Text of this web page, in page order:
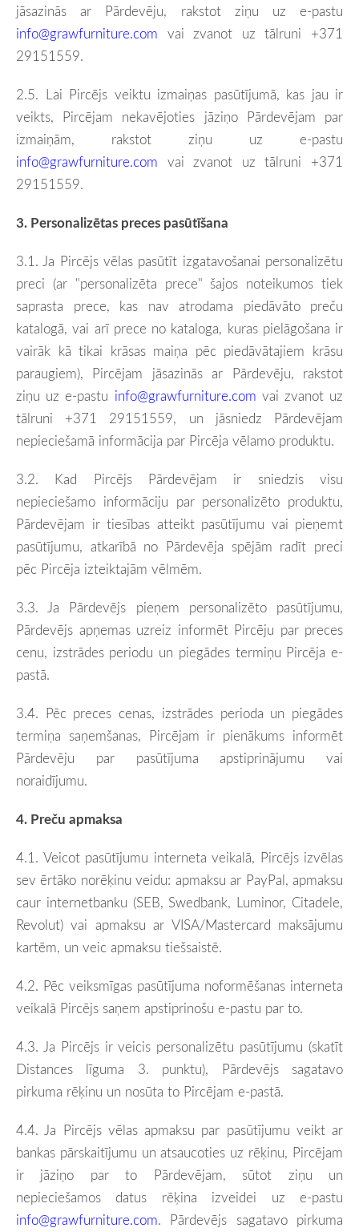
jāsazinās ar Pārdevēju, rakstot ziņu uz e-pastu
info@grawfurniture.com vai zvanot uz tālruni
+371
29151559.
2.5. Lai Pircējs veiktu izmaiņas pasūtījumā, kas jau ir
veikts, Pircējam nekavējoties jāziņo Pārdevējam par
izmaiņām, rakstot ziņu uz e-pastu
info@grawfurniture.com vai zvanot uz tālruni +371
29151559.
3. Personalizētas preces pasūtīšana
3.1. Ja Pircējs vēlas pasūtīt izgatavošanai personalizētu
preci (ar "personalizēta prece" šajos noteikumos tiek
saprasta prece, kas nav atrodama piedāvāto preču
katalogā, vai arī prece no kataloga, kuras pielāgošana ir
vairāk kā tikai krāsas maiņa pēc piedāvātajiem krāsu
paraugiem), Pircējam jāsazinās ar Pārdevēju, rakstot
ziņu uz e-pastu info@grawfurniture.com vai zvanot uz
tālruni
+371 29151559, un jāsniedz Pārdevējam
nepieciešamā informācija par Pircēja vēlamo produktu.
3.2. Kad Pircējs Pārdevējam ir sniedzis visu
nepieciešamo informāciju par personalizēto produktu,
Pārdevējam ir tiesības atteikt pasūtījumu vai pieņemt
pasūtījumu, atkarībā no Pārdevēja spējām radīt preci
pēc Pircēja izteiktajām vēlmēm.
3.3. Ja Pārdevējs pieņem personalizēto pasūtījumu,
Pārdevējs apņemas uzreiz informēt Pircēju par preces
cenu, izstrādes periodu un piegādes termiņu Pircēja e-
pastā.
3.4. Pēc preces cenas, izstrādes perioda un piegādes
termiņa saņemšanas, Pircējam ir pienākums informēt
Pārdevēju par pasūtījuma apstiprinājumu vai
noraidījumu.
4. Preču apmaksa
4.1. Veicot pasūtījumu interneta veikalā, Pircējs izvēlas
sev ērtāko norēķinu veidu: apmaksu ar PayPal, apmaksu
caur internetbanku (SEB, Swedbank, Luminor, Citadele,
Revolut) vai apmaksu ar VISA/Mastercard maksājumu
kartēm, un veic apmaksu tiešsaistē.
4.2. Pēc veiksmīgas pasūtījuma noformēšanas interneta
veikalā Pircējs saņem apstiprinošu e-pastu par to.
4.3. Ja Pircējs ir veicis personalizētu pasūtījumu (skatīt
Distances līguma 3. punktu),
Pārdevējs sagatavo
pirkuma rēķinu un nosūta to Pircējam e-pastā.
4.4. Ja Pircējs vēlas apmaksu par pasūtījumu veikt ar
bankas pārskaitījumu un atsaucoties uz rēķinu, Pircējam
ir jāziņo par to Pārdevējam, sūtot ziņu un
nepieciešamos datus rēķina izveidei uz e-pastu
info@grawfurniture.com. Pārdevējs sagatavo pirkuma